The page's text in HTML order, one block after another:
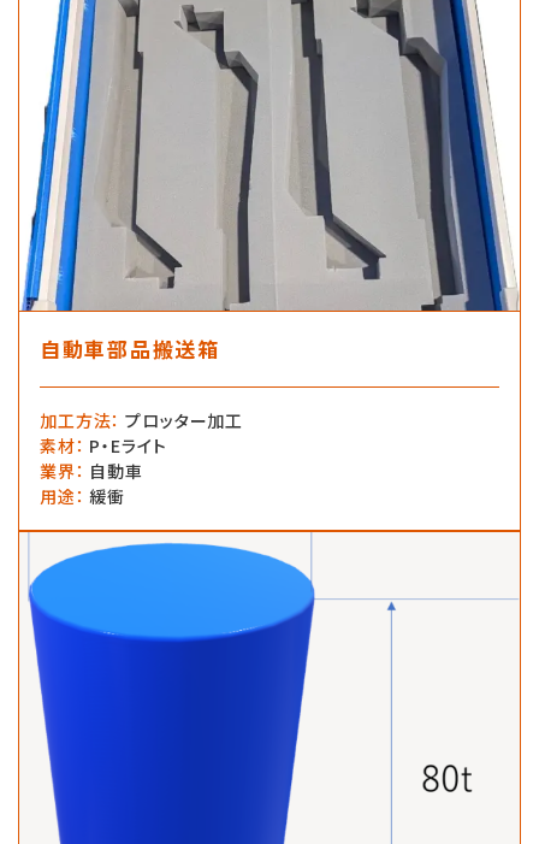
自動車部品搬送箱
加工方法： プロッター加工
素材： P・Eライト
業界： 自動車
用途 ： 緩衝